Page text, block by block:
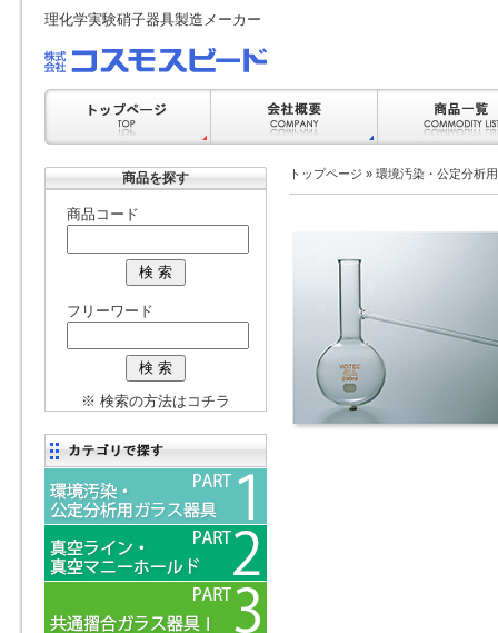
理化学実験硝子器具製造メーカー
商品を探す
商品コード
フリーワード
※ 検索の方法はコチラ
トップページ » 環境汚染・公定分析